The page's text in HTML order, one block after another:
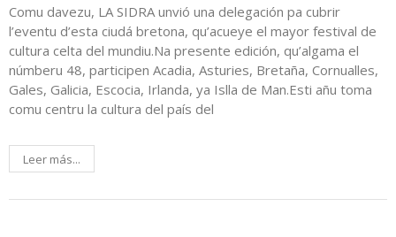
Comu davezu, LA SIDRA unvió una delegación pa cubrir
l’eventu d’esta ciudá bretona, qu’acueye el mayor festival de
cultura celta del mundiu.Na presente edición, qu’algama el
númberu 48, participen Acadia, Asturies, Bretaña, Cornualles,
Gales, Galicia, Escocia, Irlanda, ya Islla de Man.Esti añu toma
comu centru la cultura del país del
Leer más...